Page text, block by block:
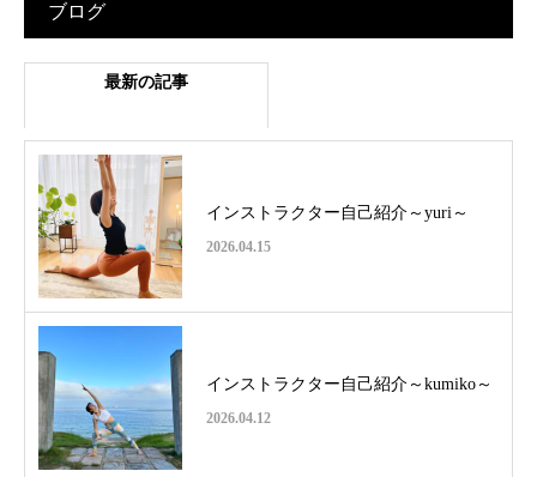
ブログ
最新の記事
インストラクター自己紹介～yuri～
2026.04.15
インストラクター自己紹介～kumiko～
2026.04.12